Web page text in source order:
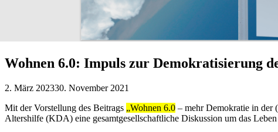
Wohnen 6.0: Impuls zur Demokratisierung
2. März 202330. November 2021
Mit der Vorstellung des Beitrags „Wohnen 6.0 – mehr Demokratie in der
Altershilfe (KDA) eine gesamtgesellschaftliche Diskussion um das